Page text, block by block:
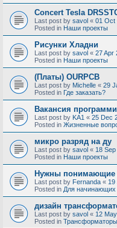
Concert Tesla
Last post by savol « 01 Oct
Posted in Наши проекты
Рисунки Хладни
Last post by savol « 27 Apr
Posted in Наши проекты
(Платы) OURPCB
Last post by Michelle « 29
Posted in Где заказать?
Вакансия
Last post by KA1 « 25 Dec
Posted in Жизненные
микро разряд на ду
Last post by savol « 18
Posted in Наши проекты
Нужны понимающие
Last post by Fernanda « 19
Posted in Для начинающих
дизайн
Last post by savol « 12
Posted in